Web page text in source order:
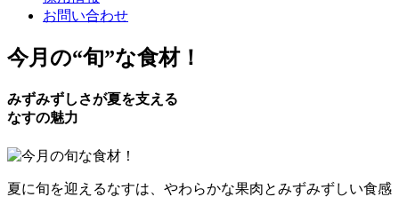
お問い合わせ
今月の“旬”な食材！
みずみずしさが夏を支える
なすの魅力
夏に旬を迎えるなすは、やわらかな果肉とみずみずしい食感